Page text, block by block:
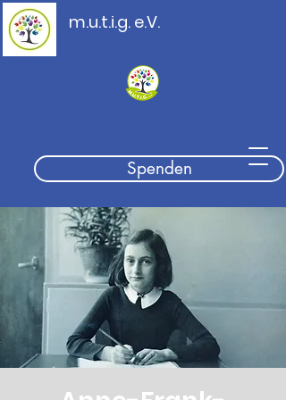
Spenden
m.u.t.i.g. e.V.